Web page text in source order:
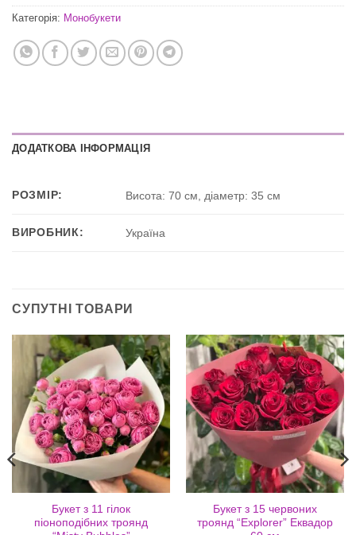
Категорія: Монобукети
ДОДАТКОВА ІНФОРМАЦІЯ
РОЗМІР: Висота: 70 см, діаметр: 35 см
ВИРОБНИК: Україна
СУПУТНІ ТОВАРИ
Букет з 11 гілок
піоноподібних троянд
Букет з 15 червоних
троянд “Explorer” Еквадор